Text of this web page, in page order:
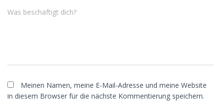
Was beschäftigt dich?
Meinen Namen, meine E-Mail-Adresse und meine Website
in diesem Browser für die nächste Kommentierung speichern.